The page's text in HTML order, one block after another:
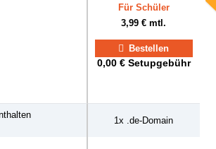
Für Schüler
3,99 € mtl.
Bestellen
0,00 € Setupgebühr
1x .de-Domain